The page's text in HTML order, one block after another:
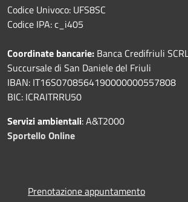
Codice Univoco: UFS8SC
Codice IPA: c_i405
Coordinate bancarie: Banca Credifriuli
Succursale di San Daniele del Friuli
IBAN: IT16S0708564190000000557808
BIC: ICRAITRRU50
Servizi ambientali: A&T2000
Sportello Online
Prenotazione appuntamento